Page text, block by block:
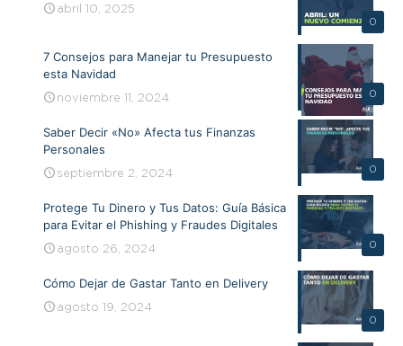
0
abril 10, 2025
0
7 Consejos para Manejar tu Presupuesto
esta Navidad
noviembre 11, 2024
0
Saber Decir «No» Afecta tus Finanzas
Personales
septiembre 2, 2024
0
Protege Tu Dinero y Tus Datos: Guía Básica
para Evitar el Phishing y Fraudes Digitales
agosto 26, 2024
0
Cómo Dejar de Gastar Tanto en Delivery
agosto 19, 2024